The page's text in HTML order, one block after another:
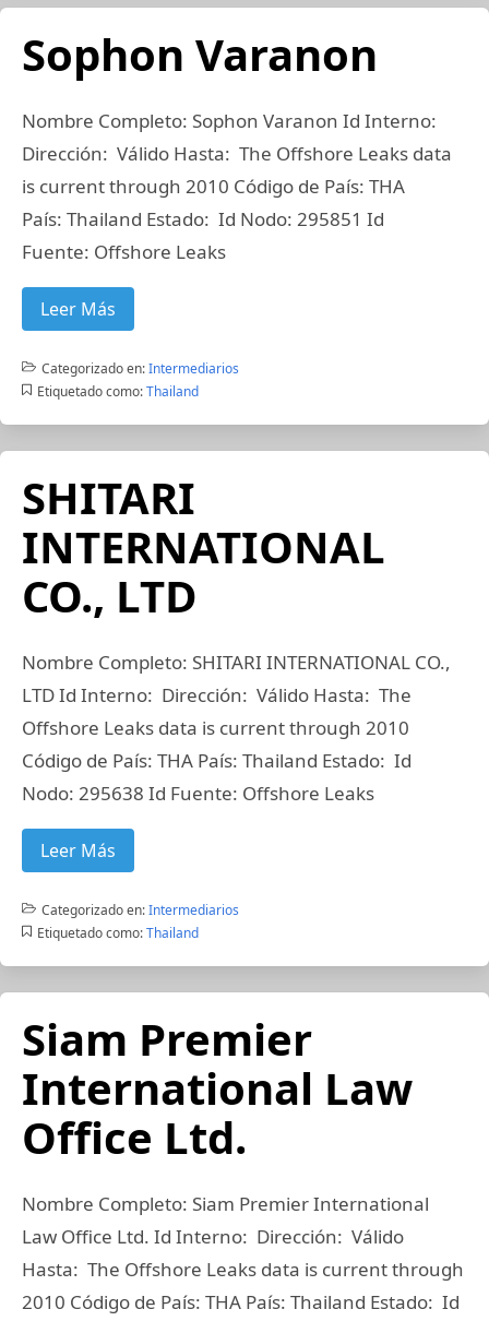
Sophon Varanon
Nombre Completo: Sophon Varanon Id Interno:
Dirección: Válido Hasta: The Offshore Leaks data
is current through 2010 Código de País: THA
País: Thailand Estado: Id Nodo: 295851 Id
Fuente: Offshore Leaks
Leer Más
Categorizado en:Intermediarios
Etiquetado como: Thailand
SHITARI
INTERNATIONAL
CO., LTD
Nombre Completo: SHITARI INTERNATIONAL CO.,
LTD Id Interno: Dirección: Válido Hasta: The
Offshore Leaks data is current through 2010
Código de País: THA País: Thailand Estado: Id
Nodo: 295638 Id Fuente: Offshore Leaks
Leer Más
Categorizado en:Intermediarios
Etiquetado como: Thailand
Siam Premier
International Law
Office Ltd.
Nombre Completo: Siam Premier International
Law Office Ltd. Id Interno: Dirección: Válido
Hasta: The Offshore Leaks data is current through
2010 Código de País: THA País: Thailand Estado: Id